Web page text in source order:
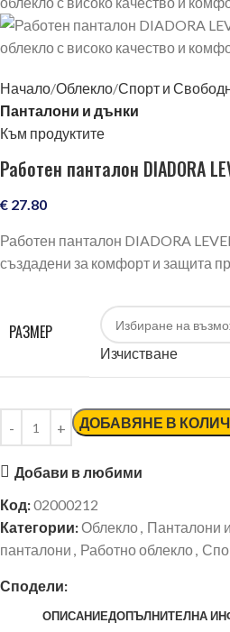
Начало Облекло Спорт и
Панталони и дънки
Към продуктите
Работен панталон DIADORA
€ 27.80
Работен панталон DIADORA
създадени за комфорт и защита
РАЗМЕР
Изчистване
ДОБАВЯНЕ В
Добави в любими
Код:02000212
Категории:Облекло, Панталони
панталони , Работно облекло,
Сподели:
ОПИСАНИЕДОПЪЛНИТЕЛНА